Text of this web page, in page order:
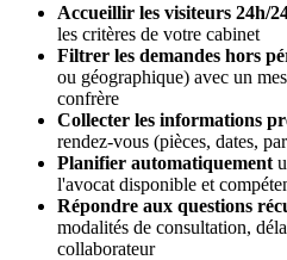
Accueillir les visiteurs 24h/
les critères de votre cabinet
Filtrer les demandes hors
ou géographique) avec un
confrère
Collecter les informations
rendez-vous (pièces, dates,
Planifier automatiquement
l'avocat disponible et
Répondre aux questions
modalités de consultation,
collaborateur